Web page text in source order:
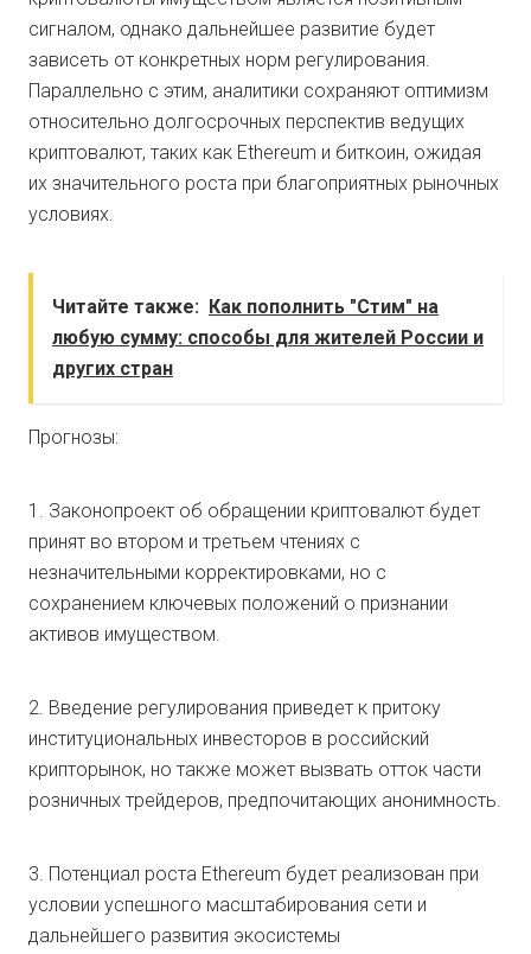
сигналом, однако дальнейшее развитие будет
зависеть от конкретных норм регулирования.
Параллельно с этим, аналитики сохраняют оптимизм
относительно долгосрочных перспектив ведущих
криптовалют, таких как Ethereum и биткоин, ожидая
их значительного роста при благоприятных рыночных
условиях.
Читайте также: Как пополнить "Стим" на
любую сумму: способы для жителей России и
других стран
Прогнозы:
1. Законопроект об обращении криптовалют будет
принят во втором и третьем чтениях с
незначительными корректировками, но с
сохранением ключевых положений о признании
активов имуществом.
2. Введение регулирования приведет к притоку
институциональных инвесторов в российский
крипторынок, но также может вызвать отток части
розничных трейдеров, предпочитающих анонимность.
3. Потенциал роста Ethereum будет реализован при
условии успешного масштабирования сети и
дальнейшего развития экосистемы